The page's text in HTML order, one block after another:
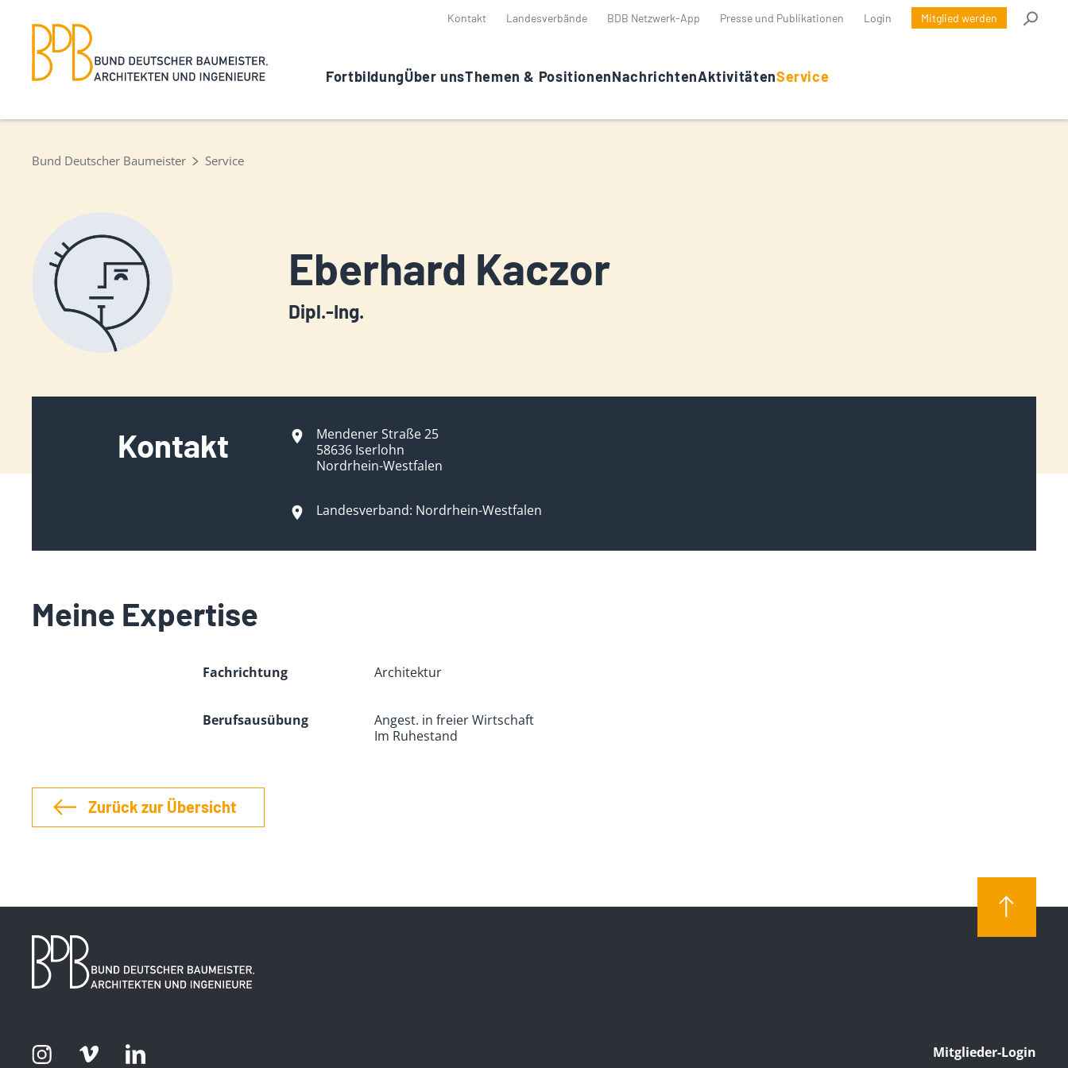
Kontakt Landesverbände BDB Netzwerk-App Presse und Publikationen Login Mitglied werden
FortbildungÜber unsThemen & PositionenNachrichtenAktivitätenService
Bund Deutscher Baumeister Service
Eberhard Kaczor
Dipl.-Ing.
Kontakt
Mendener Straße 25
58636 Iserlohn
Nordrhein-Westfalen
Landesverband: Nordrhein-Westfalen
Meine Expertise
Fachrichtung Architektur
Berufsausübung
Angest. in freier Wirtschaft
Im Ruhestand
Zurück zur Übersicht
Mitglieder-Login